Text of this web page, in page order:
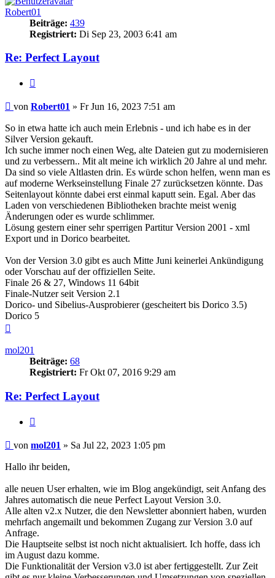
Robert01
Beiträge: 439
Registriert: Di Sep 23, 2003 6:41 am
Re: Perfect Layout
Beitrag
von Robert01 » Fr Jun 16, 2023 7:51 am
So in etwa hatte ich auch mein Erlebnis - und ich habe es in der
Silver Version gekauft.
Ich suche immer noch einen Weg, alte Dateien gut zu modernisieren
und zu verbessern.. Mit alt meine ich wirklich 20 Jahre al und mehr.
Da sind so viele Altlasten drin. Es würde schon helfen, wenn man es
auf moderne Werkseinstellung Finale 27 zurücksetzen könnte. Das
Seitenlayout könnte dabei erst einmal kaputt sein. Egal. Aber das
Laden von verschiedenen Bibliotheken brachte meist wenig
Änderungen oder es wurde schlimmer.
Lösung gestern einer sehr sperrigen Partitur Version 2001 - xml
Export und in Dorico bearbeitet.
Von der Version 3.0 gibt es auch Mitte Juni keinerlei Ankündigung
oder Vorschau auf der offiziellen Seite.
Finale 26 & 27, Windows 11 64bit
Finale-Nutzer seit Version 2.1
Dorico- und Sibelius-Ausprobierer (gescheitert bis Dorico 3.5)
Dorico 5
mol201
Beiträge: 68
Registriert: Fr Okt 07, 2016 9:29 am
Re: Perfect Layout
Beitrag
von mol201 » Sa Jul 22, 2023 1:05 pm
Hallo ihr beiden,
alle neuen User erhalten, wie im Blog angekündigt, seit Anfang des
Jahres automatisch die neue Perfect Layout Version 3.0.
Alle alten v2.x Nutzer, die den Newsletter abonniert haben, wurden
mehrfach angemailt und bekommen Zugang zur Version 3.0 auf
Anfrage.
Die Hauptseite selbst ist noch nicht aktualisiert. Ich hoffe, dass ich
im August dazu komme.
Die Funktionalität der Version v3.0 ist aber fertiggestellt. Zur Zeit